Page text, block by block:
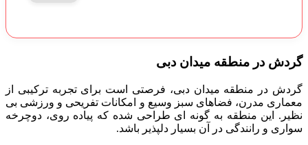
گردش در منطقه میدان دبی
گردش در منطقه میدان دبی، فرصتی است برای تجربه ترکیبی از
معماری مدرن، فضاهای سبز وسیع و امکانات تفریحی و ورزشی بی
نظیر. این منطقه به گونه ای طراحی شده که پیاده روی، دوچرخه
سواری و رانندگی در آن بسیار دلپذیر باشد.